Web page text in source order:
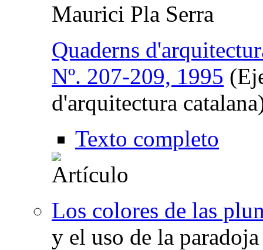
Maurici Pla Serra
Quaderns
Nº. 207-209, 1995
d'arquitectura
Texto completo
Los colores de las
y el uso de la paradoja